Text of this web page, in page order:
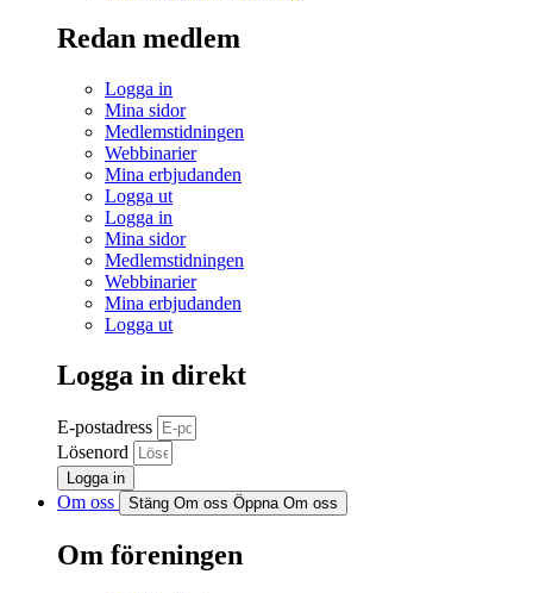
Redan medlem
Logga in
Mina sidor
Medlemstidningen
Webbinarier
Mina erbjudanden
Logga ut
Logga in
Mina sidor
Medlemstidningen
Webbinarier
Mina erbjudanden
Logga ut
Logga in direkt
E-postadress
Lösenord
Logga in
Om oss Stäng Om oss Öppna Om oss
Om föreningen